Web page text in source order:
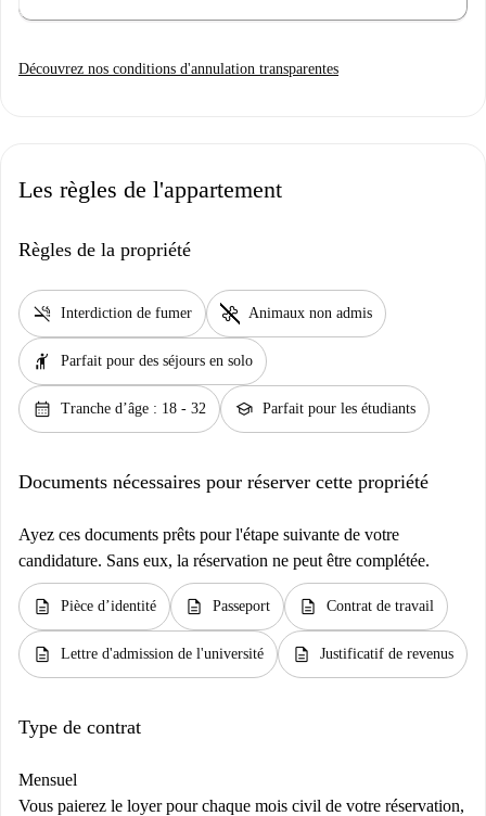
Découvrez nos conditions d'annulation transparentes
Les règles de l'appartement
Règles de la propriété
smoke_free Interdiction de fumer pet_supplies Animaux non admis
hail Parfait pour des séjours en solo
calendar_month Tranche d’âge : 18 - 32 school Parfait pour les étudiants
Documents nécessaires pour réserver cette propriété
Ayez ces documents prêts pour l'étape suivante de votre
candidature. Sans eux, la réservation ne peut être complétée.
description Pièce d’identité description Passeport description Contrat de travail
description Lettre d'admission de l'université description Justificatif de revenus
Type de contrat
Mensuel
Vous paierez le loyer pour chaque mois civil de votre réservation,